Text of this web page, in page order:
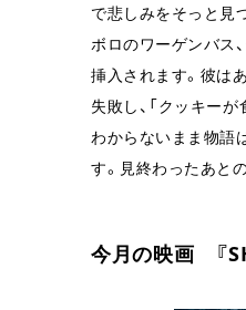
で悲しみをそっと見
ボロのワーゲンバス
挿入されます。彼は
失敗し、「クッキー
わからないまま物語
す。見終わったあと
今月の映画 『